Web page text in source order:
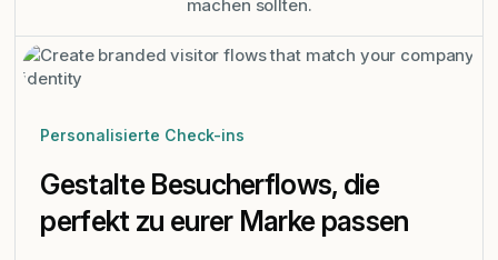
machen sollten.
Personalisierte Check-ins
Gestalte Besucherflows, die
perfekt zu eurer Marke passen